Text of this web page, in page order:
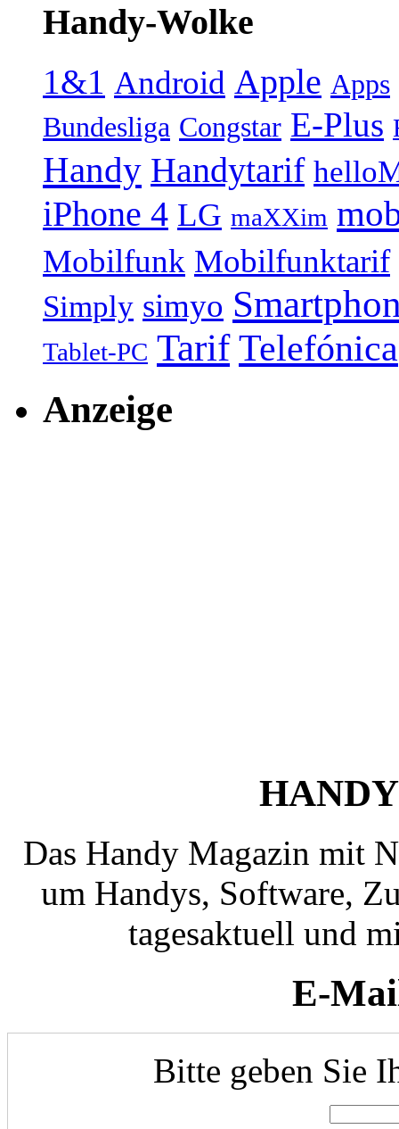
Handy-Wolke
1&1 Android Apple Apps
Bundesliga Congstar E-Plus
Handy Handytarif
iPhone 4 LG maXXim
Mobilfunk Mobilfunktarif
Simply simyo
Tablet-PC Tarif Telefónica
Anzeige
HANDY
Das Handy Magazin mit
um Handys, Software,
tagesaktuell und
E-
Bitte geben Sie